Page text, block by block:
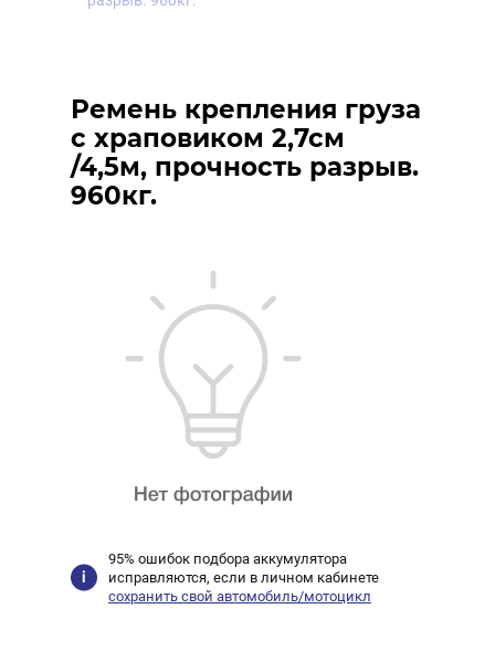
Ремень крепления груза
с храповиком 2,7см
/4,5м, прочность разрыв.
960кг.
95% ошибок подбора аккумулятора
исправляются, если в личном кабинете
сохранить свой автомобиль/мотоцикл